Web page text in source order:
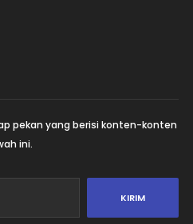
pekan yang berisi konten-konten
ini.
KIRIM